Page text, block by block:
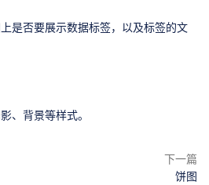
是否要展示数据标签，以及标签的文
、背景等样式。
下一篇
饼图